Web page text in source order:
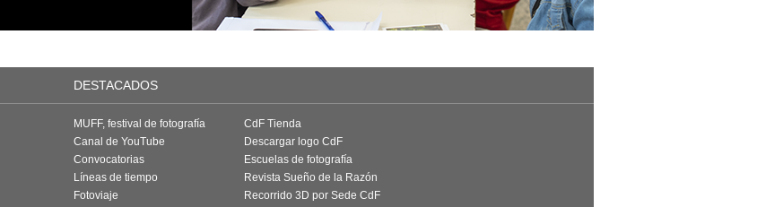
DESTACADOS
MUFF, festival de fotografía
Canal de YouTube
Convocatorias
Líneas de tiempo
Fotoviaje
CdF Tienda
Descargar logo CdF
Escuelas de fotografía
Revista Sueño de la Razón
Recorrido 3D por Sede CdF